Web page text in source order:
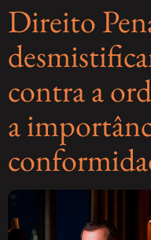
Direito
contra a
a